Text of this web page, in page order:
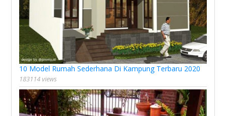
10 Model Rumah Sederhana Di Kampung Terbaru 2020
183114 views